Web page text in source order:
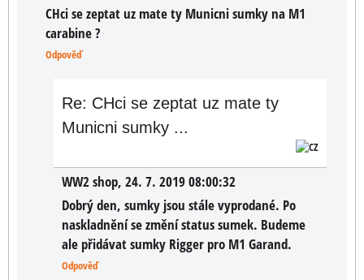
CHci se zeptat uz mate ty Municni sumky na M1
carabine ?
Odpověď
Re: CHci se zeptat uz mate ty
Municni sumky ...
WW2 shop, 24. 7. 2019 08:00:32
Dobrý den, sumky jsou stále vyprodané. Po
naskladnění se změní status sumek. Budeme
ale přidávat sumky Rigger pro M1 Garand.
Odpověď